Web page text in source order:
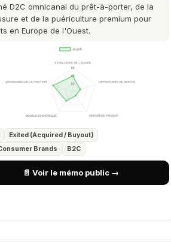
D2C omnicanal du prêt-à-porter, de la
et de la puériculture premium pour
en Europe de l'Ouest.
Exited (Acquired / Buyout)
Brands
B2C
📄 Voir le mémo public →